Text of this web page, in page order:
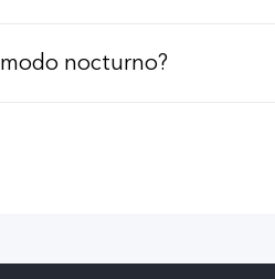
nocturno?